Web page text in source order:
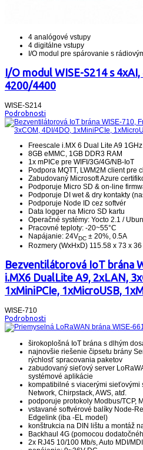
4 analógové vstupy
4 digitálne vstupy
I/O modul pre spárovanie s
I/O modul WISE-S214 s
4200/4400
WISE-S214
Podrobnosti
Freescale i.MX 6 Dual Lite A9 1GHz
8GB eMMC, 1GB DDR3 RAM
1x mPICe pre WIFI/3G/4G/NB-IoT
Podpora MQTT, LWM2M client pre
Zabudovaný Microsoft Azure
Podporuje Micro SD & on-line
Podporuje DI wet & dry kontakty
Podporuje Node ID cez softvér
Data logger na Micro SD kartu
Operačné systémy: Yocto 2.1 /
Pracovné teploty: -20~55°C
Napájanie: 24VDC ± 20%, 0.5A
Rozmery (WxHxD) 115.58 x 73 x
Bezventilátorová IoT brána
i.MX6 DualLite A9, 2xLAN,
1xMiniPCIe, 1xMicroUSB,
WISE-710
Podrobnosti
širokoplošná IoT brána s dlhým
najnovšie riešenie čipsetu brány
rýchlosť spracovania paketov
zabudovaný sieťový server
systémové aplikácie
kompatibilné s viacerými sieťovými
Network, Chirpstack, AWS, atď.
podporuje protokoly Modbus/TCP,
vstavané softvérové ​​balíky Node-
Edgelink (iba -EL model)
konštrukcia na DIN lištu a montáž
Backhaul 4G (pomocou
2x RJ45 10/100 Mb/s, Auto MDI/